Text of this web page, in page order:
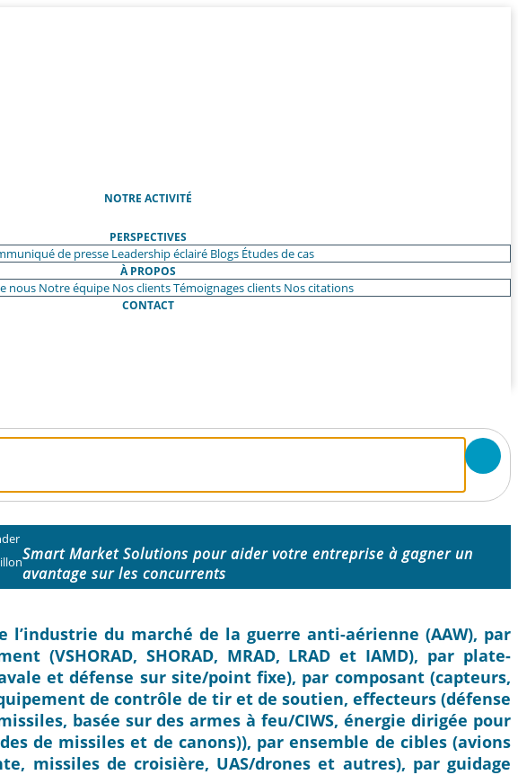
NOTRE ACTIVITÉ
PERSPECTIVES
de presse Leadership éclairé Blogs Études de cas
À PROPOS
nous Notre équipe Nos clientsTémoignages clients Nos citations
CONTACT
Smart Market Solutions pour aider votre entreprise à gagner un
avantage sur les concurrents
l’industrie du marché de la guerre anti-aérienne (AAW), par
(VSHORAD, SHORAD, MRAD, LRAD et IAMD), par plate-
et défense sur site/point fixe), par composant (capteurs,
de contrôle de tir et de soutien, effecteurs (défense
basée sur des armes à feu/CIWS, énergie dirigée pour
de missiles et de canons)), par ensemble de cibles (avions
missiles de croisière, UAS/drones et autres), par guidage